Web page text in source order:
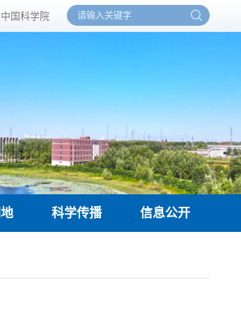
中国科学院
科学传播 信息公开